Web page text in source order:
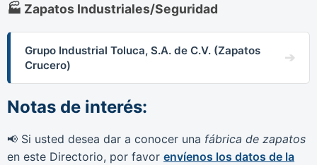
🏭 Zapatos Industriales/Seguridad
Grupo Industrial Toluca, S.A. de C.V. (Zapatos
Crucero)
Notas de interés:
📢 Si usted desea dar a conocer una fábrica de zapatos
en este Directorio, por favor envíenos los datos de la